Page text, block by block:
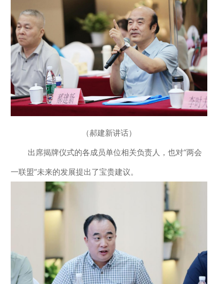
（郝建新讲话）
出席揭牌仪式的各成员单位相关负责人，也对“两会
一联盟”未来的发展提出了宝贵建议。